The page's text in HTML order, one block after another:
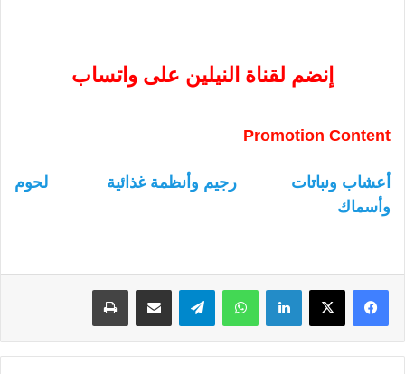
إنضم لقناة النيلين على واتساب
Promotion Content
أعشاب ونباتات رجيم وأنظمة غذائية
لحوم
وأسماك
لينكدإن واتساب